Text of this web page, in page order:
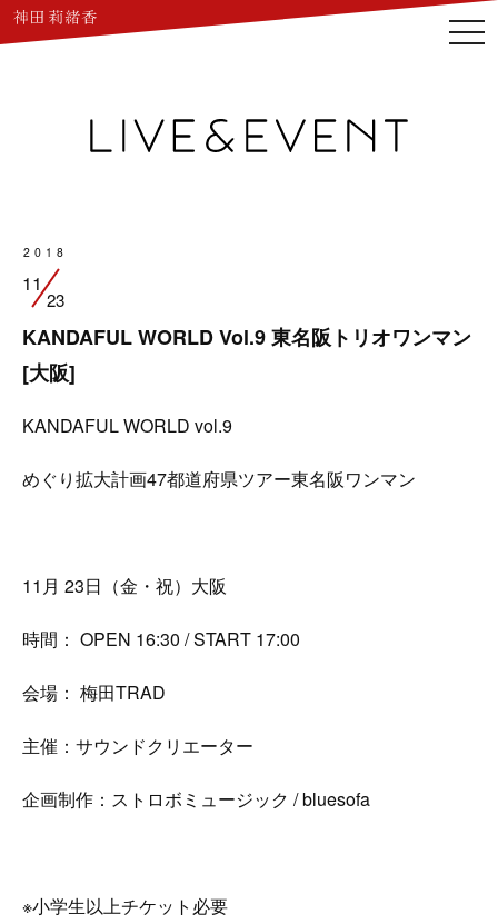
2018
11
23
KANDAFUL WORLD Vol.9 東名阪トリオワンマン
[大阪]
KANDAFUL WORLD vol.9
めぐり拡大計画47都道府県ツアー東名阪ワンマン
11月 23日（金・祝）大阪
時間： OPEN 16:30 / START 17:00
会場： 梅田TRAD
主催：サウンドクリエーター
企画制作：ストロボミュージック / bluesofa
※小学生以上チケット必要